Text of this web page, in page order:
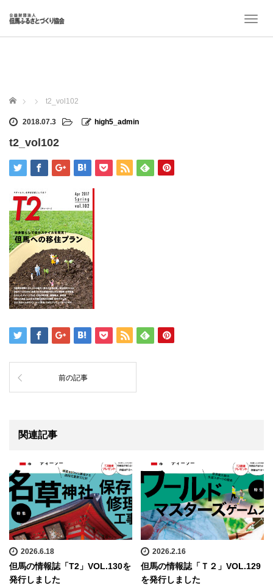
T
ホーム t2_vol102
2018.07.3 high5_admin
t2_vol102
前の記事
関連記事
2026.6.18
但馬の情報誌「T2」VOL.130を
発行しました
2026.2.16
但馬の情報誌「Ｔ２」VOL.129
を発行しました